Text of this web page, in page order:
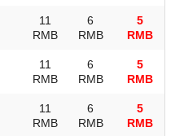
11
RMB
6
RMB
5
RMB
11
RMB
6
RMB
5
RMB
11
RMB
6
RMB
5
RMB